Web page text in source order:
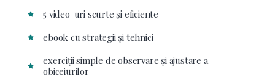
5 video-uri scurte și eficiente
ebook cu strategii și tehnici
exerciții simple de observare și ajustare a
obiceiurilor